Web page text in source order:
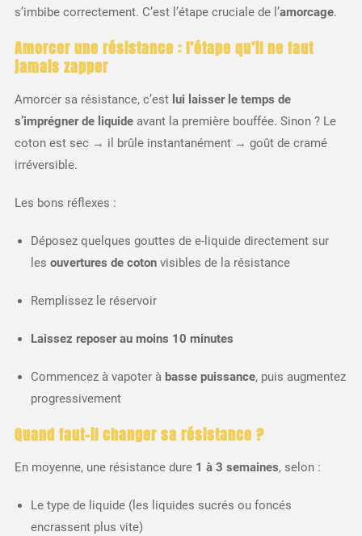
s’imbibe correctement. C’est l’étape cruciale de l’amorcage.
Amorcer une résistance : l’étape qu’il ne faut
jamais zapper
Amorcer sa résistance, c’est lui laisser le temps de
s’imprégner de liquideavant la première bouffée. Sinon ? Le
coton est sec → il brûle instantanément → goût de cramé
irréversible.
Les bons réflexes :
Déposez quelques gouttes de e-liquide directement sur
les ouvertures de cotonvisibles de la résistance
Remplissez le réservoir
Laissez reposer au moins 10 minutes
Commencez à vapoter à basse puissance, puis augmentez
progressivement
Quand faut-il changer sa résistance ?
En moyenne, une résistance dure 1 à 3 semaines, selon :
Le type de liquide (les liquides sucrés ou foncés
encrassent plus vite)